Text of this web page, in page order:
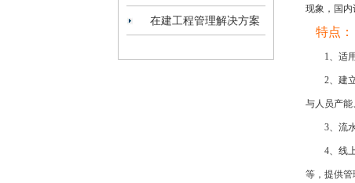
在建工程管理解决方案
现象，国内
特点：
1、适用
2、建立
与人员产能
3、流水
4、线上
等，提供管